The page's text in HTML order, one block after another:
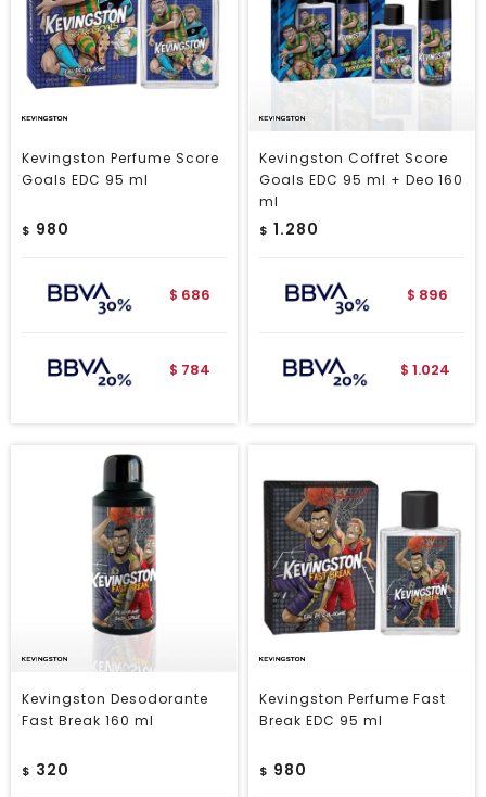
Kevingston Perfume Score
Goals EDC 95 ml
$ 980
$ 686
$ 784
Kevingston Coffret Score
Goals EDC 95 ml + Deo 160
ml
$ 1.280
$ 896
$ 1.024
Kevingston Desodorante
Fast Break 160 ml
$ 320
Kevingston Perfume Fast
Break EDC 95 ml
$ 980